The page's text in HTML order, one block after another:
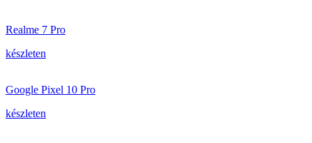
Realme 7 Pro
készleten
Google Pixel 10 Pro
készleten